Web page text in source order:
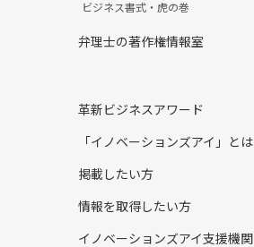
ビジネス書式・虎の巻
弁理士の著作権情報室
革新ビジネスアワード
「イノベーションズアイ」とは
掲載したい方
情報を取得したい方
イノベーションズアイ支援機関